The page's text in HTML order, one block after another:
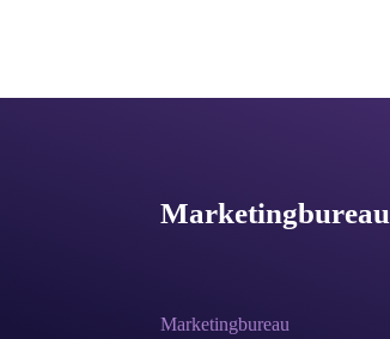
Marketingbureau
Marketingbureau